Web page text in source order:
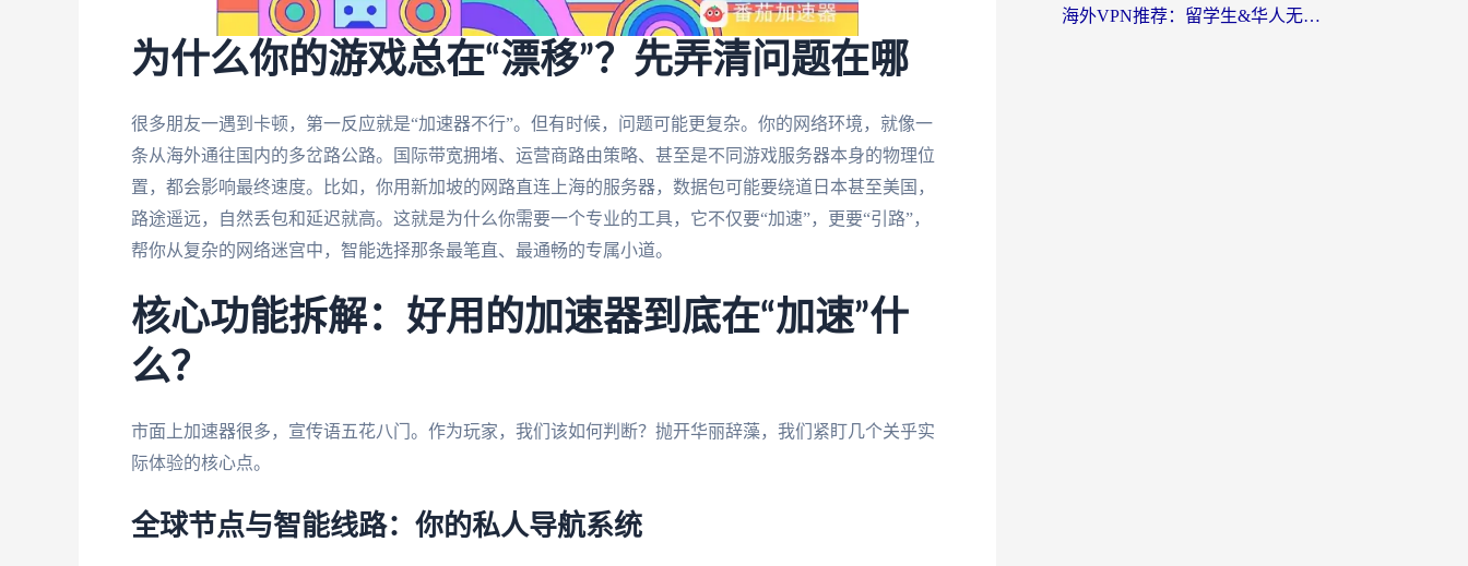
为什么你的游戏总在“漂移”？先弄清问题在哪
很多朋友一遇到卡顿，第一反应就是“加速器不行”。但有时候，问题可能更复杂。你的网络环境，就像一
条从海外通往国内的多岔路公路。国际带宽拥堵、运营商路由策略、甚至是不同游戏服务器本身的物理位
置，都会影响最终速度。比如，你用新加坡的网路直连上海的服务器，数据包可能要绕道日本甚至美国，
路途遥远，自然丢包和延迟就高。这就是为什么你需要一个专业的工具，它不仅要“加速”，更要“引路”，
帮你从复杂的网络迷宫中，智能选择那条最笔直、最通畅的专属小道。
核心功能拆解：好用的加速器到底在“加速”什
么？
市面上加速器很多，宣传语五花八门。作为玩家，我们该如何判断？抛开华丽辞藻，我们紧盯几个关乎实
际体验的核心点。
全球节点与智能线路：你的私人导航系统
海外VPN推荐：留学生&华人无缝访问国内资源的避坑指南